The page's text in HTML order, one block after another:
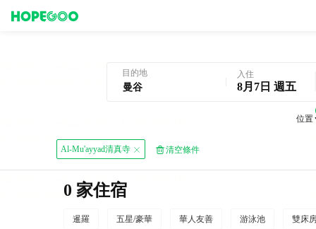
目的地 入住
8月7日 週五
位置
Al-Mu'ayyad清真寺 清空條件
0 家住宿
暹羅 五星/豪華 華人友善 游泳池 雙床